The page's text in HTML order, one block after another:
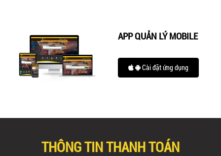
APP QUẢN LÝ MOBILE
Cài đặt ứng dụng
THÔNG TIN THANH TOÁN